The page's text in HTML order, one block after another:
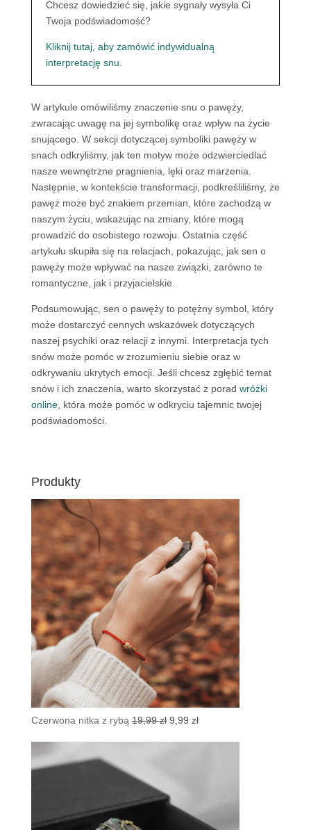
Chcesz dowiedzieć się, jakie sygnały wysyła Ci
Twoja podświadomość?
Kliknij tutaj, aby zamówić indywidualną
interpretację snu.
W artykule omówiliśmy znaczenie snu o pawęży,
zwracając uwagę na jej symbolikę oraz wpływ na życie
snującego. W sekcji dotyczącej symboliki pawęży w
snach odkryliśmy, jak ten motyw może odzwierciedlać
nasze wewnętrzne pragnienia, lęki oraz marzenia.
Następnie, w kontekście transformacji, podkreśliliśmy, że
pawęż może być znakiem przemian, które zachodzą w
naszym życiu, wskazując na zmiany, które mogą
prowadzić do osobistego rozwoju. Ostatnia część
artykułu skupiła się na relacjach, pokazując, jak sen o
pawęży może wpływać na nasze związki, zarówno te
romantyczne, jak i przyjacielskie.
Podsumowując, sen o pawęży to potężny symbol, który
może dostarczyć cennych wskazówek dotyczących
naszej psychiki oraz relacji z innymi. Interpretacja tych
snów może pomóc w zrozumieniu siebie oraz w
odkrywaniu ukrytych emocji. Jeśli chcesz zgłębić temat
snów i ich znaczenia, warto skorzystać z porad wróżki
online, która może pomóc w odkryciu tajemnic twojej
podświadomości.
Produkty
Czerwona nitka z rybą 19,99zł Pierwotna
9,99 złAktualna